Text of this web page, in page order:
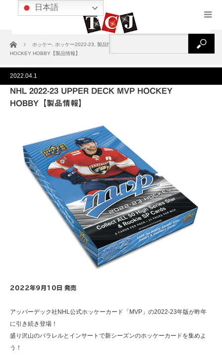
ホーム ホッケー ホッケー2022‐23 製品情報
NHL 2022-23 UPPER DECK MVP
HOCKEY HOBBY【製品情報】
2022.04.1
NHL 2022-23 UPPER DECK MVP HOCKEY
HOBBY【製品情報】
2022年9月10日 発売
アッパーデック社NHL公式ホッケーカード「MVP」の2022-23年版が昨年
に引き続き登場！
盛り沢山のパラレルとインサートで新シーズンのホッケーカードを集めよ
う！
日本語